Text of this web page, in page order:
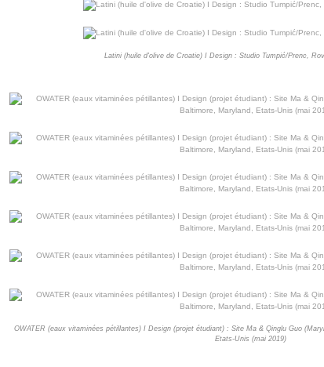
Latini (huile d'olive de Croatie) I Design : Studio Tumpić/Prenc,
OWATER (eaux vitaminées pétillantes) I Design (projet étudiant) : Site Ma & Qinglu Guo
Etats-Unis (mai 2019)